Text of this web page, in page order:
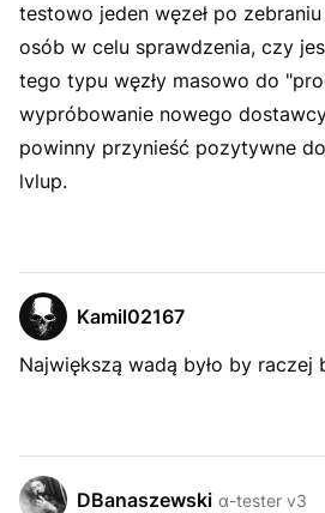
testowo jeden węzeł po
osób w celu sprawdzenia, czy
tego typu węzły masowo do
wypróbowanie nowego
powinny przynieść pozytywne
lvlup.
Kamil02167
Największą wadą było by raczej
DBanaszewski α-tester v3